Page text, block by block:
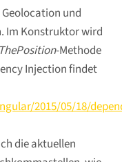
und
Im Konstruktor wird
-Methode
Injection findet
2015/05/18/
die aktuellen